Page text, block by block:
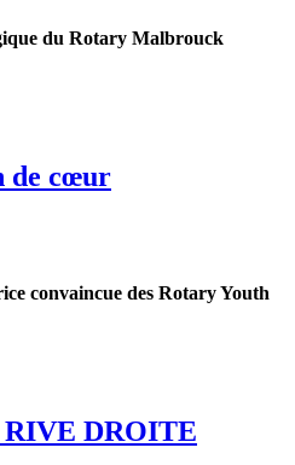
du Rotary Malbrouck
de cœur
convaincue des Rotary Youth
DROITE